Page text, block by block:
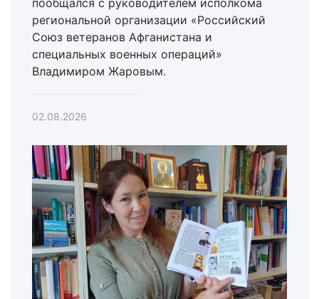
региональной организации «Российский
Союз ветеранов Афганистана и
специальных военных операций»
Владимиром Жаровым.
02.08.2026